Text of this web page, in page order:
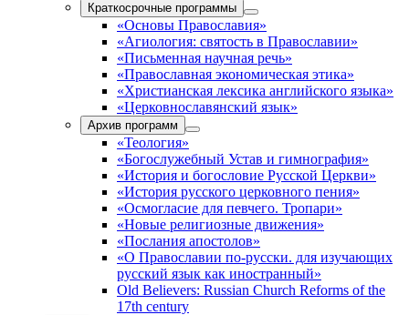
Краткосрочные программы
«Основы Православия»
«Агиология: святость в Православии»
«Письменная научная речь»
«Православная экономическая этика»
«Христианская лексика английского языка»
«Церковнославянский язык»
Архив программ
«Теология»
«Богослужебный Устав и гимнография»
«История и богословие Русской Церкви»
«История русского церковного пения»
«Осмогласие для певчего. Тропари»
«Новые религиозные движения»
«Послания апостолов»
«О Православии по-русски. для изучающих
русский язык как иностранный»
Old Believers: Russian Church Reforms of the
17th century